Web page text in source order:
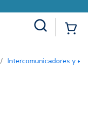
/ Intercomunicadores y